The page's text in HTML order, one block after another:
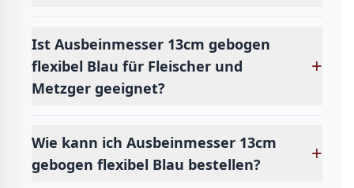
Ist Ausbeinmesser 13cm gebogen
flexibel Blau für Fleischer und
Metzger geeignet?
+
Wie kann ich Ausbeinmesser 13cm
gebogen flexibel Blau bestellen?
+